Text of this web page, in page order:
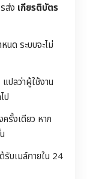
ส่ง เกียรติบัตร
นด ระบบจะไม่
แปลว่าผู้ใช้งาน
ป
รั้งเดียว หาก
รับเมล์ภายใน 24